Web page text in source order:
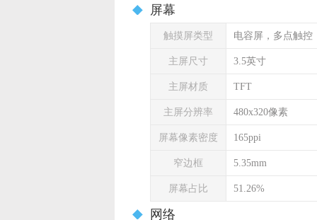
屏幕
触摸屏类型 电容屏，多点触控
主屏尺寸 3.5英寸
主屏材质 TFT
主屏分辨率 480x320像素
屏幕像素密度 165ppi
窄边框 5.35mm
屏幕占比 51.26%
网络